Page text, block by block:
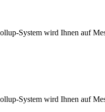
System wird Ihnen auf
System wird Ihnen auf